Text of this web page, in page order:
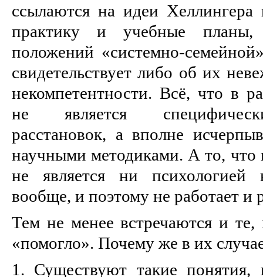
ссылаются на идеи
практику и учебные
положений «системно-
свидетельствует либо об их
некомпетентности. Всё, что в
не является
расстановок, а вполне
научными методиками. А то, что
не является ни психологией
вообще, и поэтому не работает и
Тем не менее встречаются и
«помогло». Почему же в их
1. Существуют такие